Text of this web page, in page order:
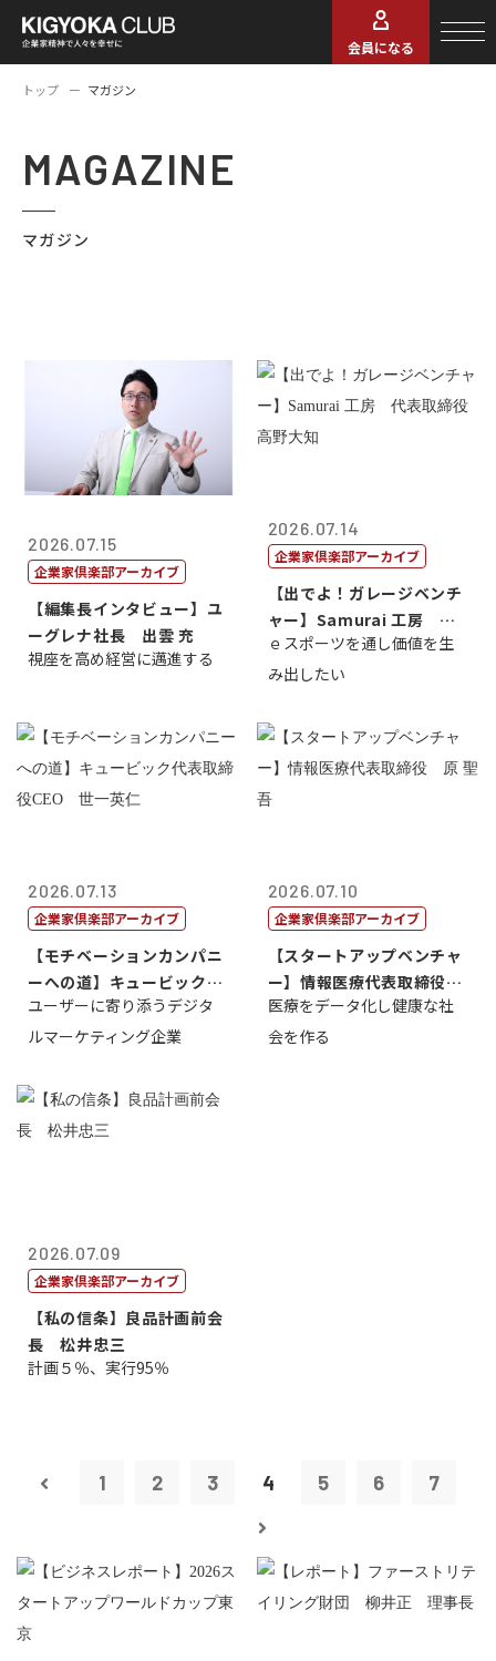
会員になる
トップ マガジン
MAGAZINE
マガジン
2026.07.15
企業家倶楽部アーカイブ
【編集長インタビュー】ユ
ーグレナ社長 出雲 充
視座を高め経営に邁進する
2026.07.14
企業家倶楽部アーカイブ
【出でよ！ガレージベンチ
ャー】Samurai 工房 代
表取締...
ｅスポーツを通し価値を生
み出したい
2026.07.13
企業家倶楽部アーカイブ
【モチベーションカンパニ
ーへの道】キュービック代
表取締役CE...
ユーザーに寄り添うデジタ
ルマーケティング企業
2026.07.10
企業家倶楽部アーカイブ
【スタートアップベンチャ
ー】情報医療代表取締役
原 聖吾
医療をデータ化し健康な社
会を作る
2026.07.09
企業家倶楽部アーカイブ
【私の信条】良品計画前会
長 松井忠三
計画５％、実行95％
1 2 3 4 5 6 7